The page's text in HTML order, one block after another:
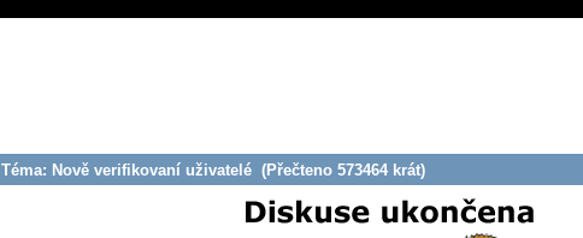
Téma: Nově verifikovaní uživatelé (Přečteno 573464 krát)